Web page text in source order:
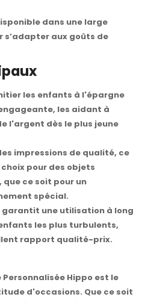
dans une large
s’adapter aux goûts de
les enfants à l'épargne
les aidant à
l'argent dès le plus jeune
impressions de qualité, ce
pour des objets
ce soit pour un
spécial.
une utilisation à long
les plus turbulents,
rapport qualité-prix.
Hippo est le
d'occasions. Que ce soit